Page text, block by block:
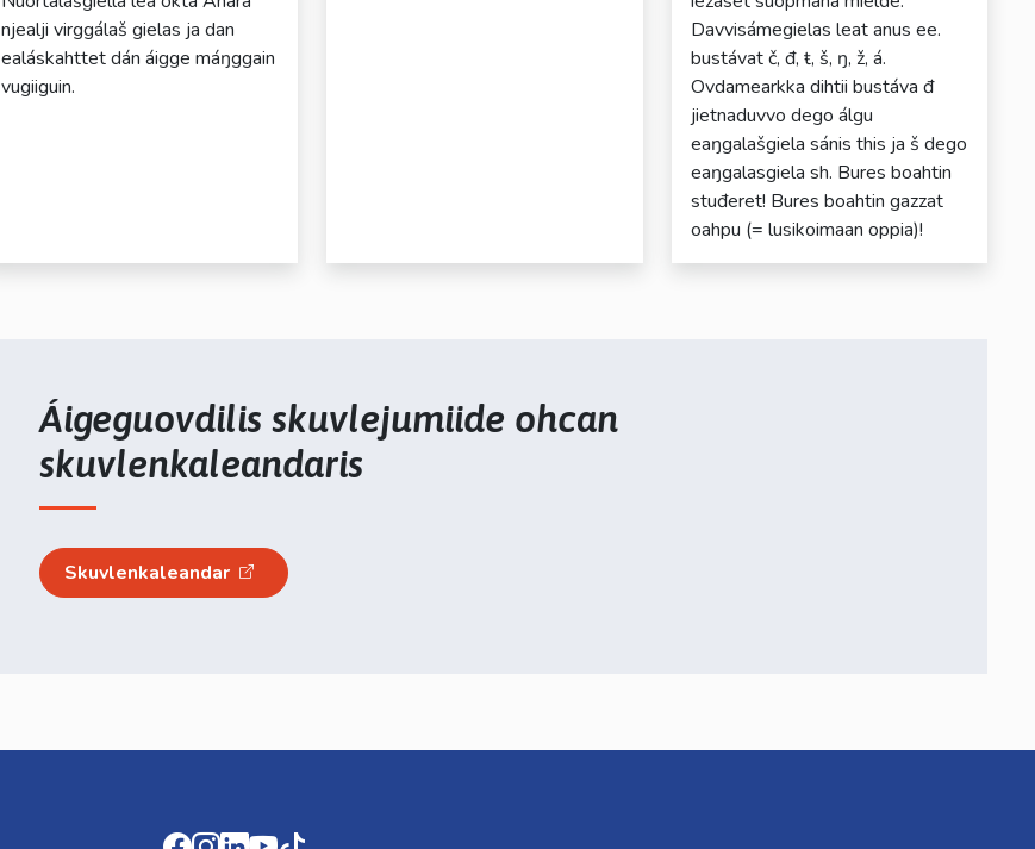
njealji virggálaš gielas ja dan
ealáskahttet dán áigge máŋggain
vugiiguin.
Davvisámegielas leat anus ee.
bustávat č, đ, ŧ, š, ŋ, ž, á.
Ovdamearkka dihtii bustáva đ
jietnaduvvo dego álgu
eaŋgalašgiela sánis this ja š dego
eaŋgalasgiela sh. Bures boahtin
stuđeret! Bures boahtin gazzat
oahpu (= lusikoimaan oppia)!
Áigeguovdilis skuvlejumiide ohcan
skuvlenkaleandaris
Skuvlenkaleandar